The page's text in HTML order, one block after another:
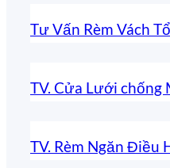
Tư Vấn Rèm Vách
TV. Cửa Lưới chống
TV. Rèm Ngăn Điều